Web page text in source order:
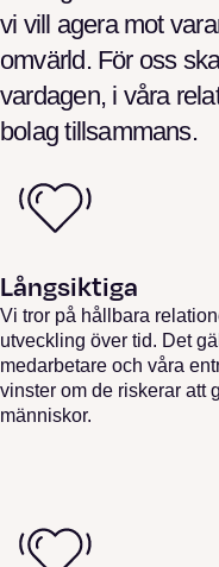
vi vill agera mot
omvärld. För oss
vardagen, i våra
bolag tillsammans.
Långsiktiga
Vi tror på hållbara
utveckling över tid. Det
medarbetare och våra
vinster om de riskerar att
människor.